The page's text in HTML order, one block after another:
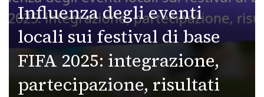
Influenza degli eventi
locali sui festival di base
FIFA 2025: integrazione,
partecipazione, risultati